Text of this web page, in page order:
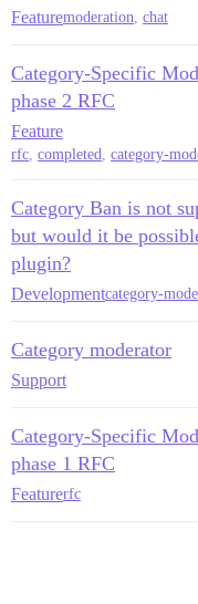
Featuremoderation, chat
Category-Specific
phase 2 RFC
Feature
rfc completed category-
Category Ban is not
but would it be
plugin?
Developmentcategory-
Category moderator
Support
Category-Specific
phase 1 RFC
Featurerfc